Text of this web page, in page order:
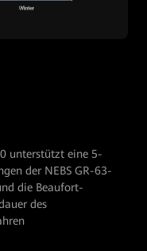
unterstützt eine 5-
der NEBS GR-63-
die Beaufort-
des